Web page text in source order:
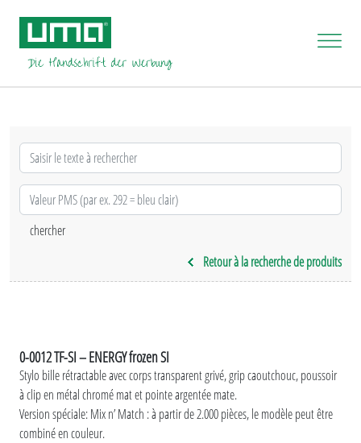
Retour à la recherche de produits
0-0012 TF-SI – ENERGY frozen SI
Stylo bille rétractable avec corps transparent grivé, grip caoutchouc, poussoir
à clip en métal chromé mat et pointe argentée mate.
Version spéciale: Mix n’ Match : à partir de 2.000 pièces, le modèle peut être
combiné en couleur.